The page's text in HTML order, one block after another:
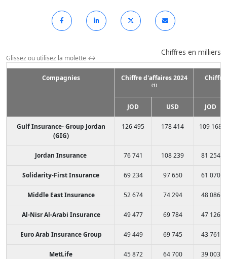
Chiffres en milliers
Glissez ou utilisez la molette ↔
Compagnies Chiffre d'affaires 2024
(1)
JOD USD JOD
Gulf Insurance- Group Jordan
(GIG)
126 495 178 414 109 168
Jordan Insurance 76 741 108 239 81 254
Solidarity-First Insurance 69 234 97 650 61 070
Middle East Insurance 52 674 74 294 48 086
Al-Nisr Al-Arabi Insurance 49 477 69 784 47 126
Euro Arab Insurance Group 49 449 69 745 43 761
MetLife 45 872 64 700 39 003